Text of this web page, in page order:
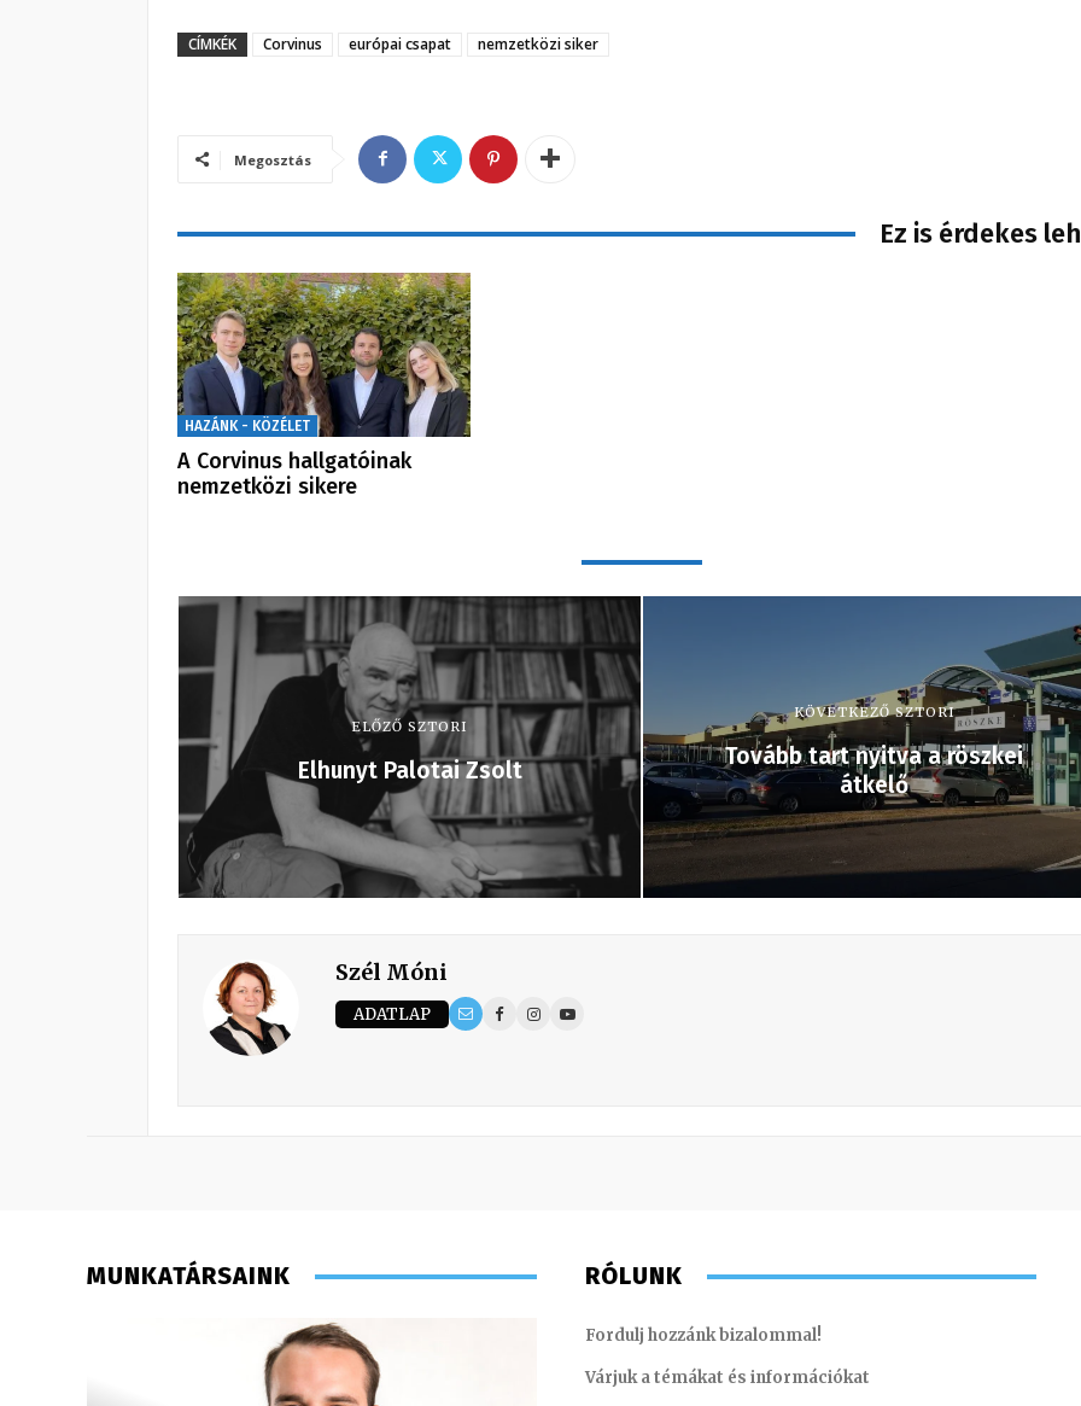
CÍMKÉK Corvinus európai csapat nemzetközi siker
Megosztás
Ez is érdekes
HAZÁNK - KÖZÉLET
A Corvinus hallgatóinak
nemzetközi sikere
ELŐZŐ SZTORI
Elhunyt Palotai Zsolt
KÖVETKEZŐ SZTORI
Tovább tart nyitva a röszkei
átkelő
Szél Móni
ADATLAP
MUNKATÁRSAINK RÓLUNK
Fordulj hozzánk bizalommal!
Várjuk a témákat és információkat